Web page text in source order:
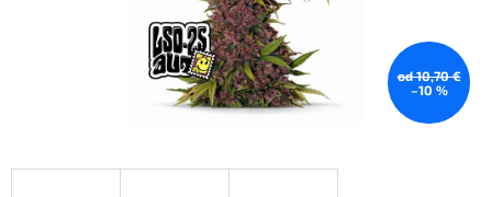
od 10,70 €
–10 %